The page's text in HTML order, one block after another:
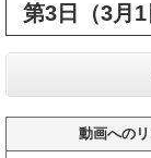
第3日（3月
動画への